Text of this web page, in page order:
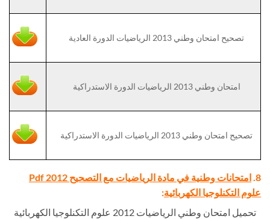
تصحيح امتحان وطني 2013 الرياضيات الدورة العادية
امتحان وطني 2013 الرياضيات الدورة الاستدراكية
تصحيح امتحان وطني 2013 الرياضيات الدورة الاستدراكية
8.
امتحانات وطنية في مادة الرياضيات مع التصحيح Pdf 2012
علوم التكنلوجيا الكهربائية:
تحميل امتحان وطني الرياضيات 2012 علوم التكنلوجيا الكهربائية